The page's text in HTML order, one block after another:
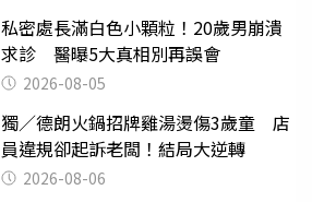
私密處長滿白色小顆粒！20歲男崩潰
求診 醫曝5大真相別再誤會
2026-08-05
獨／德朗火鍋招牌雞湯燙傷3歲童 店
員違規卻起訴老闆！結局大逆轉
2026-08-06